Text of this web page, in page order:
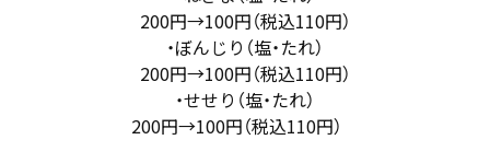
200円→100円（税込110円）
・ぼんじり（塩・たれ）
200円→100円（税込110円）
・せせり（塩・たれ）
200円→100円（税込110円）